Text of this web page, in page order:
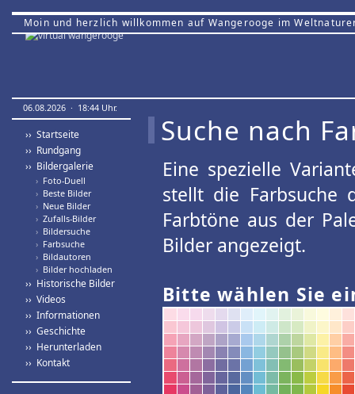
Moin und herzlich willkommen auf Wangerooge im
06.08.2026 · 18:44 Uhr.
›› Startseite
›› Rundgang
›› Bildergalerie
› Foto-Duell
› Beste Bilder
› Neue Bilder
› Zufalls-Bilder
› Bildersuche
› Farbsuche
› Bildautoren
› Bilder hochladen
›› Historische Bilder
›› Videos
›› Informationen
›› Geschichte
›› Herunterladen
›› Kontakt
Suche nach
Eine spezielle
stellt die Farbsuche
Farbtöne aus der
Bilder angezeigt.
Bitte wählen Sie